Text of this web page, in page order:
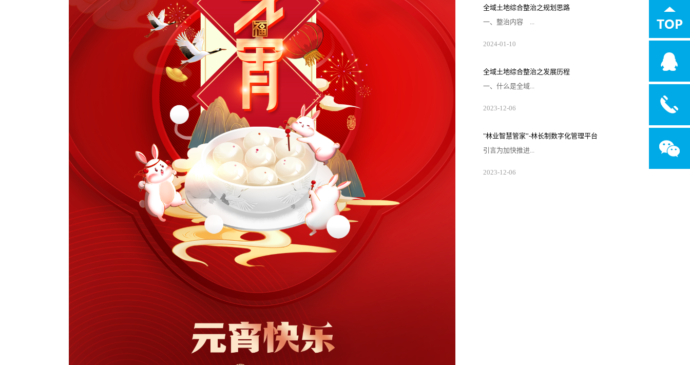
印发关于构建更加完善的要素市场化配置体制
机制的意见》就已将数据要素与土地、劳动
力、资本、技术四大要素并列，成为第五大生
产要素。土地要素是一切生产经营活动不可或
全域土地综合整治之规划思路
一、整治内容 ...
全域土地综合整治涵盖农用地整理、建设用
地整理、乡村生态保护修复、乡村历史文化保
我们通常说的土地整理项目。包括高标准农田
建设、“旱改水”、宜林地和园地整治、污染土
壤修复等。 2、建设用地整理 包括闲置
农村宅基地、土坯房、历史遗留工矿废弃地、
2024-01-10
全域土地综合整治之发展历程
一、什么是全域...
土地综合整治全域土地综合整治是在一定区域
内，以“全地域、全要素、全周期、全链条”为
体推进农用地整治、建设用地整治、人居环境
改善、生态保护修复、特色资源保护与开发、
乡村产业发展，优化生产、生活、生态格局，
强化要素保障，支撑城乡高质量发展和区域协
2023-12-06
"林业智慧管家”-林长制数字化管理平台
引言为加快推进...
生态文明和美丽中国建设，国家全面推行了以
保护发展森林草原资源为目标，以压实地方党
2023-12-06